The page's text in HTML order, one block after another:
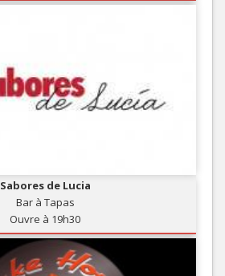
Sabores de Lucia
Bar à Tapas
Ouvre à 19h30